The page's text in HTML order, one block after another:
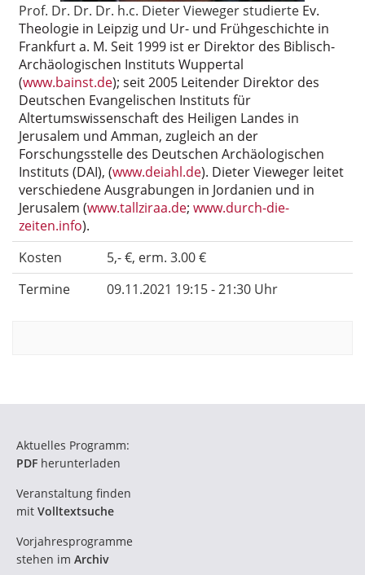
Prof. Dr. Dr. Dr. h.c. Dieter Vieweger studierte Ev.
Theologie in Leipzig und Ur- und Frühgeschichte in
Frankfurt a. M. Seit 1999 ist er Direktor des Biblisch-
Archäologischen Instituts Wuppertal
(www.bainst.de); seit 2005 Leitender Direktor des
Deutschen Evangelischen Instituts für
Altertumswissenschaft des Heiligen Landes in
Jerusalem und Amman, zugleich an der
Forschungsstelle des Deutschen Archäologischen
Instituts (DAI), (www.deiahl.de). Dieter Vieweger leitet
verschiedene Ausgrabungen in Jordanien und in
Jerusalem (www.tallziraa.de; www.durch-die-
zeiten.info).
Kosten
5,- €, erm. 3.00 €
Termine
09.11.2021 19:15 - 21:30 Uhr
Aktuelles Programm:
PDF herunterladen
Veranstaltung finden
mit Volltextsuche
Vorjahresprogramme
stehen im Archiv